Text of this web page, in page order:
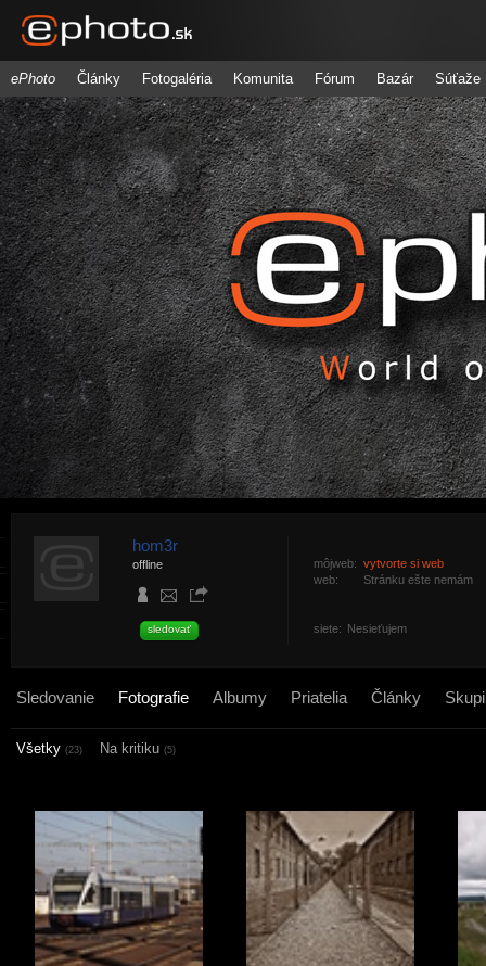
ePhoto Články Fotogaléria Komunita Fórum Bazár Súťaže
hom3r
offline
sledovať
môjweb: vytvorte si web
web:
Stránku ešte nemám
siete: Nesieťujem
Sledovanie Fotografie Albumy Priatelia Články
Všetky (23) Na kritiku (5)